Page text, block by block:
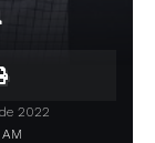
2022